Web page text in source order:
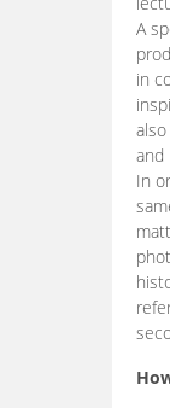
A
in
and
In